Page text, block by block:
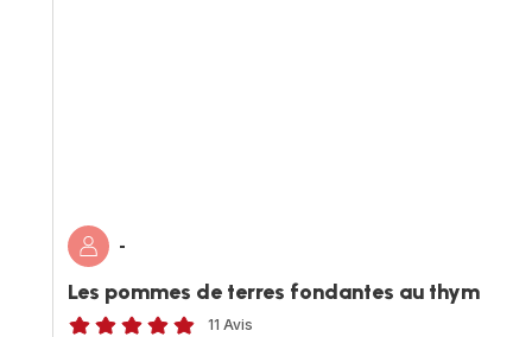
-
Les pommes de terres fondantes au thym
11 Avis